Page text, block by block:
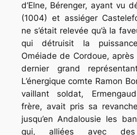
d’Elne, Bérenger, ayant vu
(1004) et assiéger
ne s’était relevée qu’à la
qui détruisit la
Oméiade de Cordoue,
dernier grand
L’énergique comte Ramon
vaillant soldat,
frère, avait pris sa
jusqu’en Andalousie les
qui, alliées avec des